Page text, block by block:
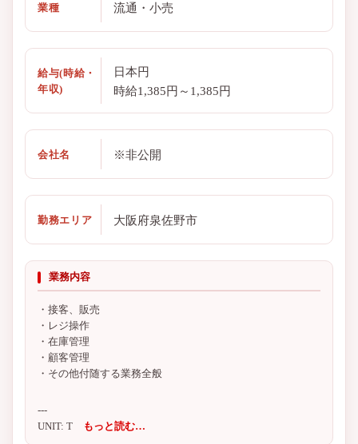
業種 流通・小売
給与(時給・
年収)
日本円
時給1,385円～1,385円
会社名 ※非公開
勤務エリア 大阪府泉佐野市
業務内容
・接客、販売
・レジ操作
・在庫管理
・顧客管理
・その他付随する業務全般
---
UNIT: T もっと読む…